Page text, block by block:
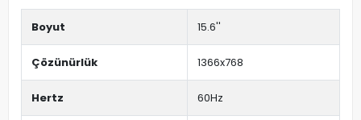
Boyut 15.6''
Çözünürlük 1366x768
Hertz 60Hz